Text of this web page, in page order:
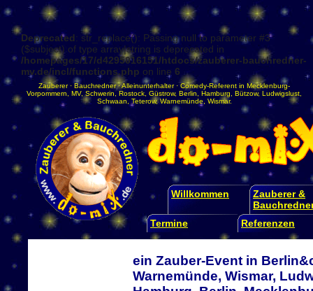
Deprecated: str_replace(): Passing null to parameter #3
($subject) of type array|string is deprecated in
/homepages/17/d4295016151/htdocs/zauberer-bauchredner-
mv.de/incl/functions.php on line 6
Zauberer·Bauchredner·Alleinunterhalter· Comedy-Referent in Mecklenburg-
Vorpommern
MV, Schwerin Rostock Güstrow, Berlin Hamburg Bützow, Ludwigslust
Schwaan ,Teterow,Warnemünde Wismar.
Willkommen
Zauberer &
Termine
Referenzen
ein Zauber-Event in
Warnemünde, Wismar,